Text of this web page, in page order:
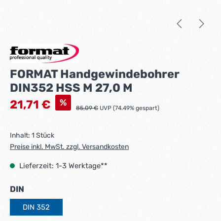
FORMAT Handgewindebohrer
DIN352 HSS M 27,0 M
Verkaufspreis:
21,71 € % Regulärer Preis:
85,09 € UVP (74.49% gespart)
Inhalt: 1 Stück
Preise inkl. MwSt. zzgl. Versandkosten
Lieferzeit: 1-3 Werktage**
DIN
DIN 352